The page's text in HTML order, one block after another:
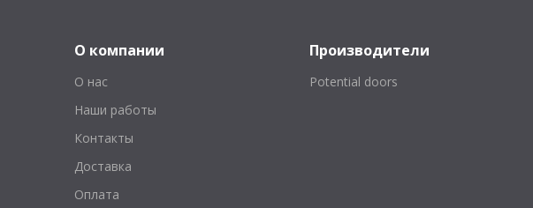
О компании
О нас
Наши работы
Контакты
Доставка
Оплата
Производители
Potential doors